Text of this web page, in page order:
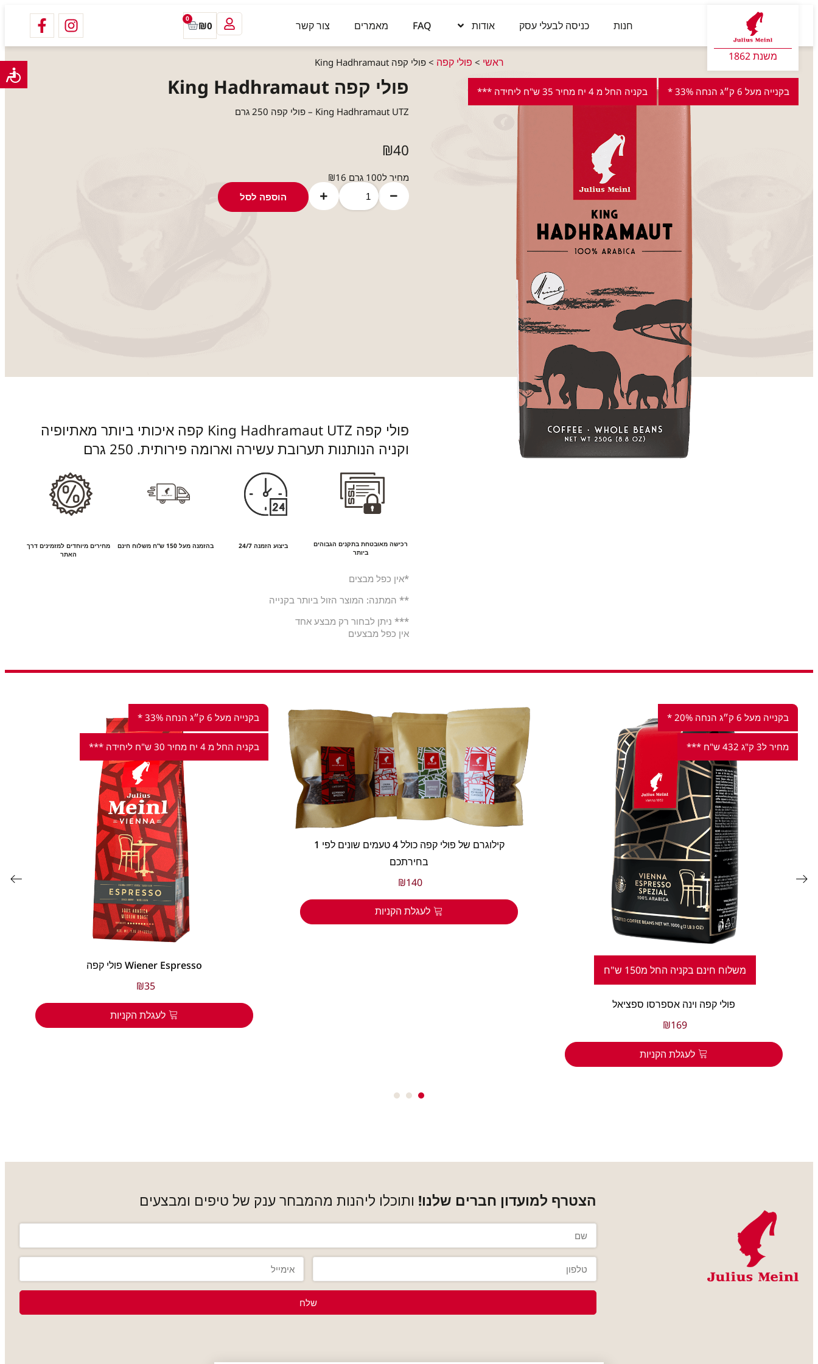
משנת 1862
חנות כניסה לבעלי עסק אודות FAQ מאמרים צור קשר ₪0
0
ראשי > פולי קפה >פולי קפה King Hadhramaut
בקנייה מעל 6 ק״ג הנחה 33% * בקניה החל מ 4 יח מחיר 35 ש"ח ליחידה *** פולי קפה King Hadhramaut
King Hadhramaut UTZ – פולי קפה 250 גרם
₪40
מחיר ל100 גרם ₪16
הוספה לסל
פולי קפה King Hadhramaut UTZ קפה איכותי ביותר מאתיופיה
וקניה הנותנות תערובת עשירה וארומה פירותית. 250 גרם
רכישה מאובטחת בתקנים הגבוהים
ביותר
ביצוע הזמנה 24/7 בהזמנה מעל 150 ש”ח משלוח חינם
מחירים מיוחדים למזמינים דרך
האתר
*אין כפל מבצים
** המתנה: המוצר הזול ביותר בקנייה
*** ניתן לבחור רק מבצע אחד
אין כפל מבצעים
בקנייה מעל 6 ק״ג הנחה 20% *
מחיר ל3 ק"ג 432 ש"ח ***
משלוח חינם בקניה החל מ150 ש"ח
פולי קפה וינה אספרסו ספציאל
₪169
לעגלת הקניות
1 קילוגרם של פולי קפה כולל 4 טעמים שונים לפי
בחירתכם
₪140
לעגלת הקניות
בקנייה מעל 6 ק״ג הנחה 33% *
בקניה החל מ 4 יח מחיר 30 ש"ח ליחידה ***
פולי קפה Wiener Espresso
₪35
לעגלת הקניות
הצטרף למועדון חברים שלנו! ותוכלו ליהנות מהמבחר ענק של טיפים ומבצעים
שלח